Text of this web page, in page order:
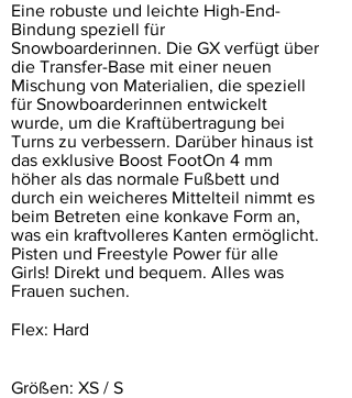
Eine robuste und leichte High-End-
Bindung speziell für
Snowboarderinnen. Die GX verfügt über
die Transfer-Base mit einer neuen
Mischung von Materialien, die speziell
für Snowboarderinnen entwickelt
wurde, um die Kraftübertragung bei
Turns zu verbessern. Darüber hinaus ist
das exklusive Boost FootOn 4 mm
höher als das normale Fußbett und
durch ein weicheres Mittelteil nimmt es
beim Betreten eine konkave Form an,
was ein kraftvolleres Kanten ermöglicht.
Pisten und Freestyle Power für alle
Girls! Direkt und bequem. Alles was
Frauen suchen.
Flex: Hard
Größen: XS / S